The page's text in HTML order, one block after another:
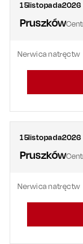
15listopada2026
Pruszków
Nerwica natręctw
15listopada2026
Pruszków
Nerwica natręctw